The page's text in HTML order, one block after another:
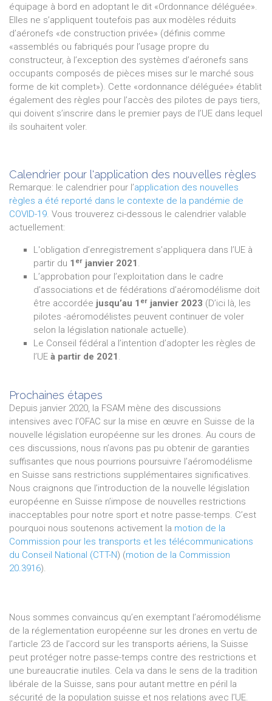
équipage à bord en adoptant le dit «Ordonnance déléguée».
Elles ne s’appliquent toutefois pas aux modèles réduits
d’aéronefs «de construction privée» (définis comme
«assemblés ou fabriqués pour l’usage propre du
constructeur, à l’exception des systèmes d’aéronefs sans
occupants composés de pièces mises sur le marché sous
forme de kit complet»). Cette «ordonnance déléguée» établit
également des règles pour l’accès des pilotes de pays tiers,
qui doivent s’inscrire dans le premier pays de l’UE dans lequel
ils souhaitent voler.
Calendrier pour l'application des nouvelles règles
Remarque: le calendrier pour l’application des nouvelles
règles a été reporté dans le contexte de la pandémie de
COVID-19. Vous trouverez ci-dessous le calendrier valable
actuellement:
L'obligation d’enregistrement s’appliquera dans l’UE à
partir du 1 er janvier 2021 .
L’approbation pour l’exploitation dans le cadre
d’associations et de fédérations d’aéromodélisme doit
être accordée jusqu’au 1 er janvier 2023 (D’ici là, les
pilotes -aéromodélistes peuvent continuer de voler
selon la législation nationale actuelle).
Le Conseil fédéral a l’intention d’adopter les règles de
l’UE à partir de 2021 .
Prochaines étapes
Depuis janvier 2020, la FSAM mène des discussions
intensives avec l’OFAC sur la mise en œuvre en Suisse de la
nouvelle législation européenne sur les drones. Au cours de
ces discussions, nous n’avons pas pu obtenir de garanties
suffisantes que nous pourrions poursuivre l’aéromodélisme
en Suisse sans restrictions supplémentaires significatives.
Nous craignons que l’introduction de la nouvelle législation
européenne en Suisse n’impose de nouvelles restrictions
inacceptables pour notre sport et notre passe-temps. C’est
pourquoi nous soutenons activement la motion de la
Commission pour les transports et les télécommunications
du Conseil National (CTT-N) (motion de la Commission
20.3916).
Nous sommes convaincus qu’en exemptant l’aéromodélisme
de la réglementation européenne sur les drones en vertu de
l’article 23 de l’accord sur les transports aériens, la Suisse
peut protéger notre passe-temps contre des restrictions et
une bureaucratie inutiles. Cela va dans le sens de la tradition
libérale de la Suisse, sans pour autant mettre en péril la
sécurité de la population suisse et nos relations avec l’UE.